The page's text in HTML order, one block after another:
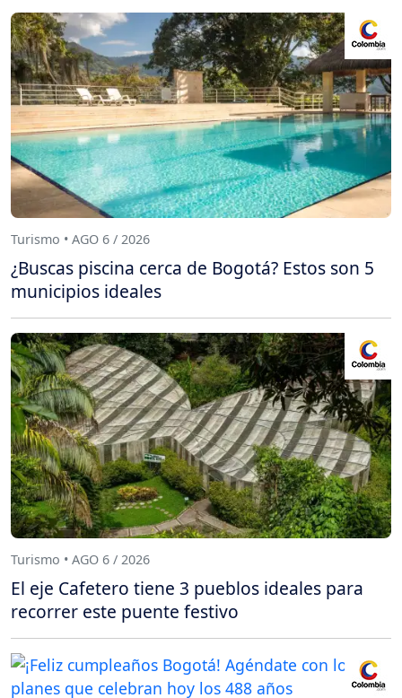
Turismo • AGO 6 / 2026
¿Buscas piscina cerca de Bogotá? Estos son 5
municipios ideales
Turismo • AGO 6 / 2026
El eje Cafetero tiene 3 pueblos ideales para
recorrer este puente festivo